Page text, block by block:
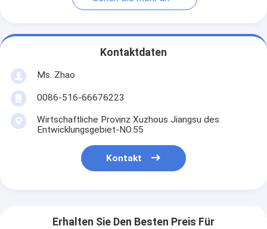
Kontaktdaten
Ms. Zhao
0086-516-66676223
Wirtschaftliche Provinz Xuzhous Jiangsu des
Entwicklungsgebiet-NO.55
Kontakt
Erhalten Sie Den Besten Preis Für